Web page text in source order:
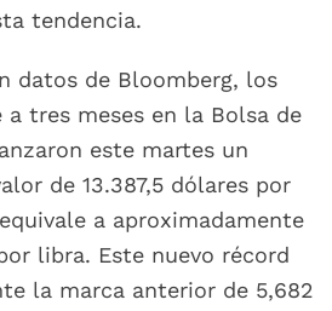
tendencia.
datos de Bloomberg, los
tres meses en la Bolsa de
este martes un
de 13.387,5 dólares por
a aproximadamente
libra. Este nuevo récord
la marca anterior de 5,682